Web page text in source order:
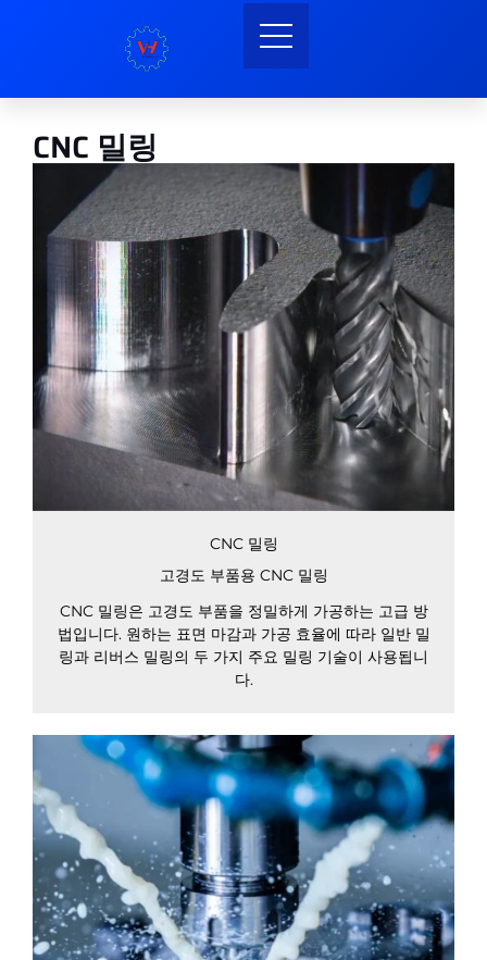
CNC 밀링
CNC 밀링
고경도 부품용 CNC 밀링
CNC 밀링은 고경도 부품을 정밀하게 가공하는 고급 방
법입니다. 원하는 표면 마감과 가공 효율에 따라 일반 밀
링과 리버스 밀링의 두 가지 주요 밀링 기술이 사용됩니
다.